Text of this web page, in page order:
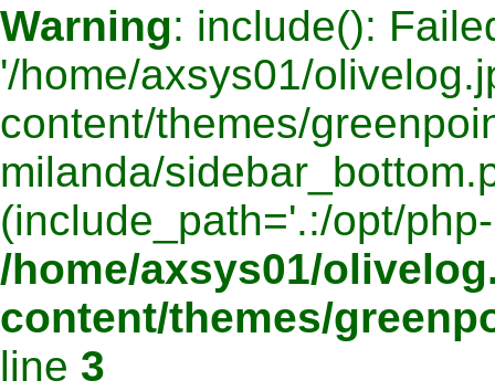
Warning: include():
'/home/axsys01/
content/themes/
milanda/
(include_path='.:/opt/
/home/axsys01/
content/themes/
line 3